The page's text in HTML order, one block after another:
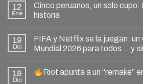
12
Ene
Cinco peruanos, un solo
historia
19
Dic
FIFA y Netflix se la juegan: un
Mundial 2026 para todos… y
19
Dic
Riot apunta a un “remake”